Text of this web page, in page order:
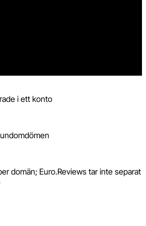
i ett konto
domän; Euro.Reviews tar inte separat